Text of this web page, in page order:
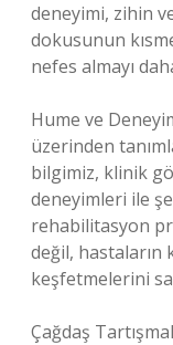
deneyimi, zihin
dokusunun
nefes almayı
Hume ve
üzerinden
bilgimiz, klinik
deneyimleri ile
rehabilitasyon
değil, hastaların
keşfetmelerini
Çağdaş